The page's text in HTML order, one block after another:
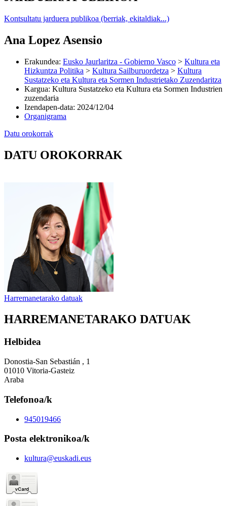
Kontsultatu jarduera publikoa (berriak, ekitaldiak...)
Ana Lopez Asensio
Erakundea: Eusko Jaurlaritza - Gobierno Vasco > Kultura eta
Hizkuntza Politika > Kultura Sailburuordetza > Kultura
Sustatzeko eta Kultura eta Sormen Industrietako Zuzendaritza
Kargua: Kultura Sustatzeko eta Kultura eta Sormen Industrien
zuzendaria
Izendapen-data: 2024/12/04
Organigrama
Datu orokorrak
DATU OROKORRAK
Harremanetarako datuak
HARREMANETARAKO DATUAK
Helbidea
Donostia-San Sebastián , 1
01010 Vitoria-Gasteiz
Araba
Telefonoa/k
945019466
Posta elektronikoa/k
kultura@euskadi.eus